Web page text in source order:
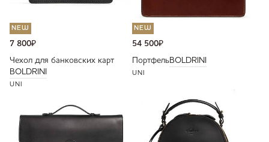
NEW
7 800₽
Чехол для банковских карт
BOLDRINI
UNI
NEW
54 500₽
ПортфельBOLDRINI
UNI